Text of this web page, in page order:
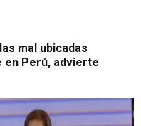
mal ubicadas
en Perú, advierte